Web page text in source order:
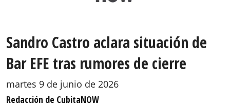
Sandro Castro aclara situación de
Bar EFE tras rumores de cierre
martes 9 de junio de 2026
Redacción de CubitaNOW